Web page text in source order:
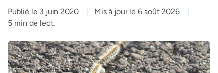
Publié le 3 juin 2020
Mis à jour le 6 août 2026
5 min de lect.